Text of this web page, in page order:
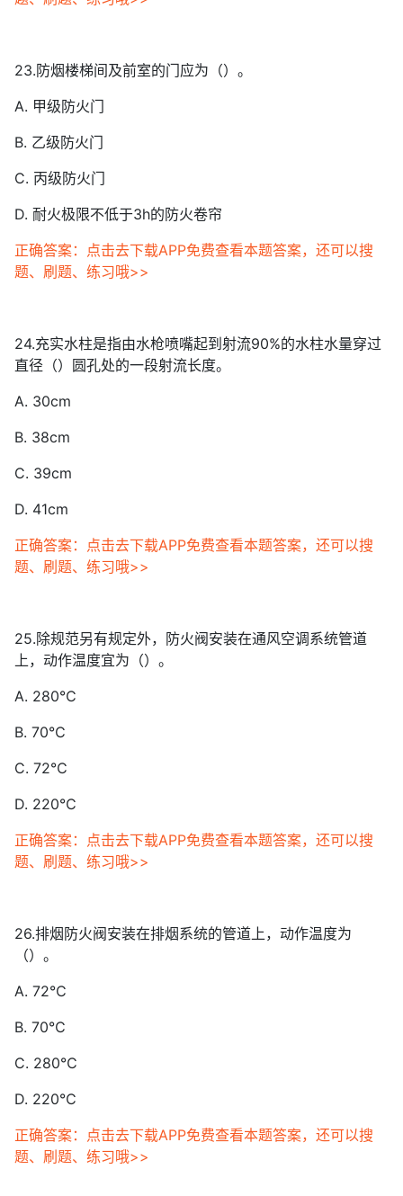
23.防烟楼梯间及前室的门应为（）。
A. 甲级防火门
B. 乙级防火门
C. 丙级防火门
D. 耐火极限不低于3h的防火卷帘
正确答案：点击去下载APP免费查看本题答案，还可以搜
题、刷题、练习哦>>
24.充实水柱是指由水枪喷嘴起到射流90%的水柱水量穿过
直径（）圆孔处的一段射流长度。
A. 30cm
B. 38cm
C. 39cm
D. 41cm
正确答案：点击去下载APP免费查看本题答案，还可以搜
题、刷题、练习哦>>
25.除规范另有规定外，防火阀安装在通风空调系统管道
上，动作温度宜为（）。
A. 280℃
B. 70℃
C. 72℃
D. 220℃
正确答案：点击去下载APP免费查看本题答案，还可以搜
题、刷题、练习哦>>
26.排烟防火阀安装在排烟系统的管道上，动作温度为
（）。
A. 72℃
B. 70℃
C. 280℃
D. 220℃
正确答案：点击去下载APP免费查看本题答案，还可以搜
题、刷题、练习哦>>